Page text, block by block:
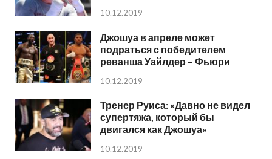
10.12.2019
Джошуа в апреле может
подраться с победителем
реванша Уайлдер – Фьюри
10.12.2019
Тренер Руиса: «Давно не видел
супертяжа, который бы
двигался как Джошуа»
10.12.2019